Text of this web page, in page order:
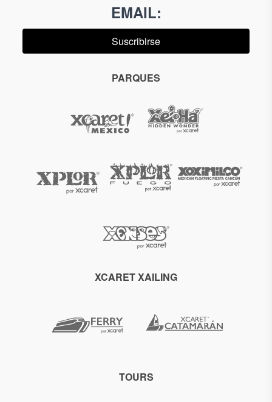
EMAIL:
Suscribirse
PARQUES
XCARET XAILING
TOURS